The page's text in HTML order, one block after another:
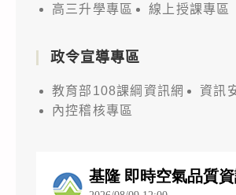
高三升學專區
線上授課專區
政令宣導專區
教育部108課綱資訊網
資訊
內控稽核專區